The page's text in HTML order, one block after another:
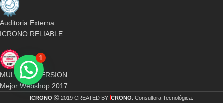
Auditoria Externa
ICRONO RELIABLE
MULTICONVERSION
Mejor Webshop 2017
ICRONO 2019 CREATED BY iCRONO . Consultora Tecnológica.
1